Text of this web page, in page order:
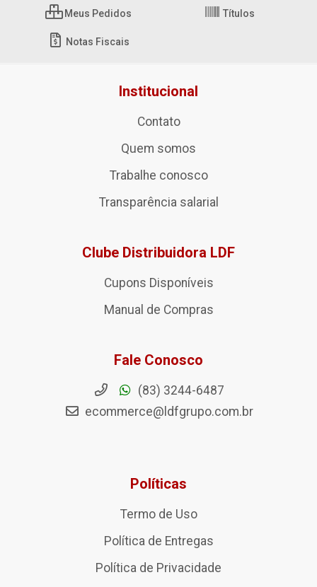
Meus Pedidos Títulos
Notas Fiscais
Institucional
Contato
Quem somos
Trabalhe conosco
Transparência salarial
Clube Distribuidora LDF
Cupons Disponíveis
Manual de Compras
Fale Conosco
(83) 3244-6487
ecommerce@ldfgrupo.com.br
Políticas
Termo de Uso
Política de Entregas
Política de Privacidade